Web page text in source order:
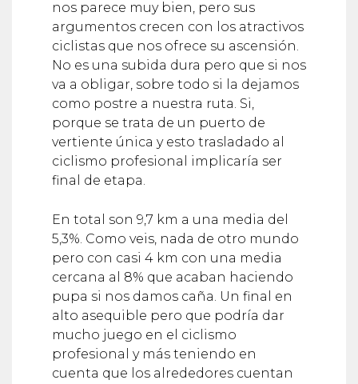
nos parece muy bien, pero sus
argumentos crecen con los atractivos
ciclistas que nos ofrece su ascensión.
No es una subida dura pero que si nos
va a obligar, sobre todo si la dejamos
como postre a nuestra ruta. Si,
porque se trata de un puerto de
vertiente única y esto trasladado al
ciclismo profesional implicaría ser
final de etapa.
En total son 9,7 km a una media del
5,3%. Como veis, nada de otro mundo
pero con casi 4 km con una media
cercana al 8% que acaban haciendo
pupa si nos damos caña. Un final en
alto asequible pero que podría dar
mucho juego en el ciclismo
profesional y más teniendo en
cuenta que los alrededores cuentan